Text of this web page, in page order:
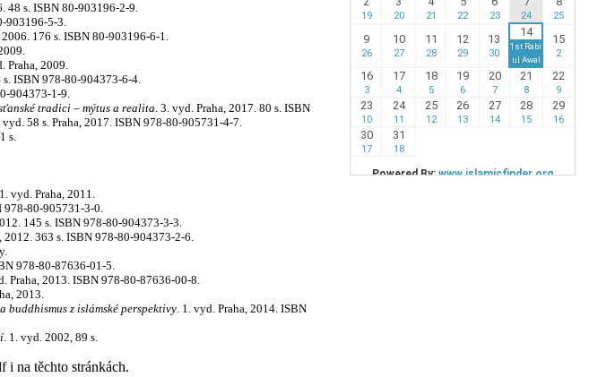
48 s. ISBN 80-903196-2-9.
903196-5-3.
2006. 176 s. ISBN 80-903196-6-1.
Praha, 2009.
s. ISBN 978-80-904373-6-4.
904373-1-9.
tradici – mýtus a realita. 3. vyd. Praha, 2017. 80 s. ISBN
vyd. 58 s. Praha, 2017. ISBN 978-80-905731-4-7.
s.
vyd. Praha, 2011.
978-80-905731-3-0.
145 s. ISBN 978-80-904373-3-3.
2012. 363 s. ISBN 978-80-904373-2-6.
978-80-87636-01-5.
Praha, 2013. ISBN 978-80-87636-00-8.
2013.
buddhismus z islámské perspektivy. 1. vyd. Praha, 2014. ISBN
. 1. vyd. 2002, 89 s.
i na těchto stránkách.